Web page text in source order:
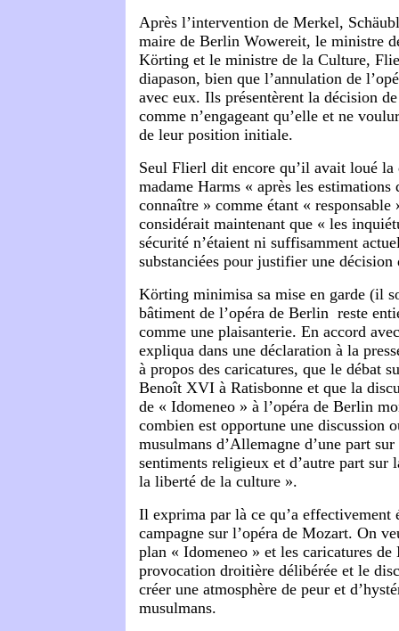
Après l’intervention de Merkel,
maire de Berlin Wowereit, le ministre
Körting et le ministre de la Culture,
diapason, bien que l’annulation de
avec eux. Ils présentèrent la décision
comme n’engageant qu’elle et ne
de leur position initiale.
Seul Flierl dit encore qu’il avait loué la
madame Harms « après les
connaître » comme étant « responsable
considérait maintenant que « les
sécurité n’étaient ni suffisamment
substanciées pour justifier une décision
Körting minimisa sa mise en garde (il
bâtiment de l’opéra de Berlin reste
comme une plaisanterie. En accord
expliqua dans une déclaration à la
à propos des caricatures, que le débat
Benoît XVI à Ratisbonne et que la
de « Idomeneo » à l’opéra de Berlin
combien est opportune une discussion
musulmans d’Allemagne d’une part sur
sentiments religieux et d’autre part sur
la liberté de la culture ».
Il exprima par là ce qu’a effectivement
campagne sur l’opéra de Mozart. On
plan « Idomeneo » et les caricatures de
provocation droitière délibérée et le
créer une atmosphère de peur et
musulmans.